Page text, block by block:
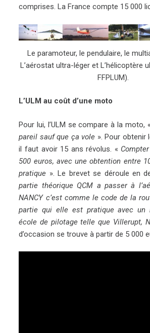
comprises. La France compte 15 000
Le paramoteur, le pendulaire, le
L’aérostat ultra-léger et L’hélicoptère
FFPLUM).
L’ULM au coût d’une moto
Pour lui, l’ULM se compare à la moto, «
pareil sauf que ça vole ». Pour obtenir
il faut avoir 15 ans révolus. «
500 euros, avec une obtention entre
pratique ». Le brevet se déroule en
partie théorique QCM a passer à
NANCY c’est comme le code de la
partie qui elle est pratique avec un
école de pilotage telle que Villerupt,
d’occasion se trouve à partir de 5 000